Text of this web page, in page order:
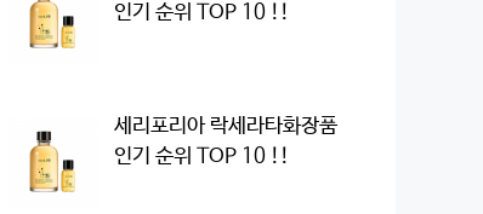
인기 순위 TOP 10 !!
세리포리아 락세라타화장품
인기 순위 TOP 10 !!